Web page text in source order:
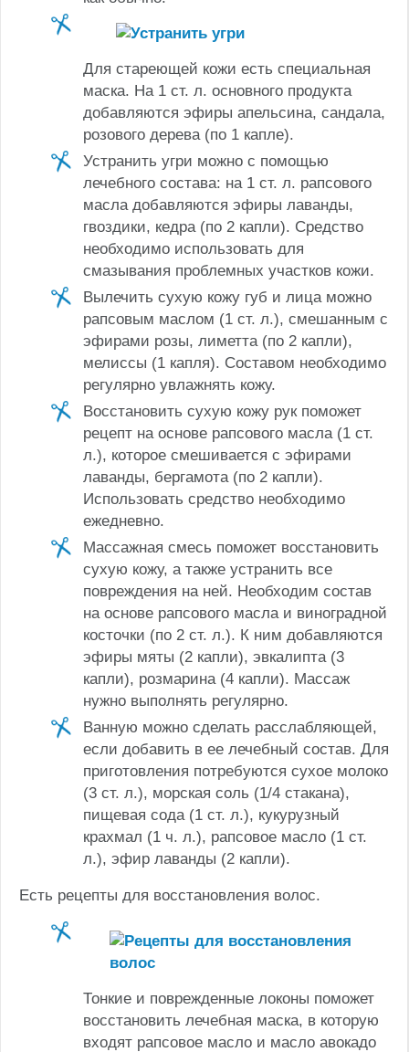
Для стареющей кожи есть специальная
маска. На 1 ст. л. основного продукта
добавляются эфиры апельсина, сандала,
розового дерева (по 1 капле).
Устранить угри можно с помощью
лечебного состава: на 1 ст. л. рапсового
масла добавляются эфиры лаванды,
гвоздики, кедра (по 2 капли). Средство
необходимо использовать для
смазывания проблемных участков кожи.
Вылечить сухую кожу губ и лица можно
рапсовым маслом (1 ст. л.), смешанным с
эфирами розы, лиметта (по 2 капли),
мелиссы (1 капля). Составом необходимо
регулярно увлажнять кожу.
Восстановить сухую кожу рук поможет
рецепт на основе рапсового масла (1 ст.
л.), которое смешивается с эфирами
лаванды, бергамота (по 2 капли).
Использовать средство необходимо
ежедневно.
Массажная смесь поможет восстановить
сухую кожу, а также устранить все
повреждения на ней. Необходим состав
на основе рапсового масла и виноградной
косточки (по 2 ст. л.). К ним добавляются
эфиры мяты (2 капли), эвкалипта (3
капли), розмарина (4 капли). Массаж
нужно выполнять регулярно.
Ванную можно сделать расслабляющей,
если добавить в ее лечебный состав. Для
приготовления потребуются сухое молоко
(3 ст. л.), морская соль (1/4 стакана),
пищевая сода (1 ст. л.), кукурузный
крахмал (1 ч. л.), рапсовое масло (1 ст.
л.), эфир лаванды (2 капли).
Есть рецепты для восстановления волос.
Тонкие и поврежденные локоны поможет
восстановить лечебная маска, в которую
входят рапсовое масло и масло авокадо